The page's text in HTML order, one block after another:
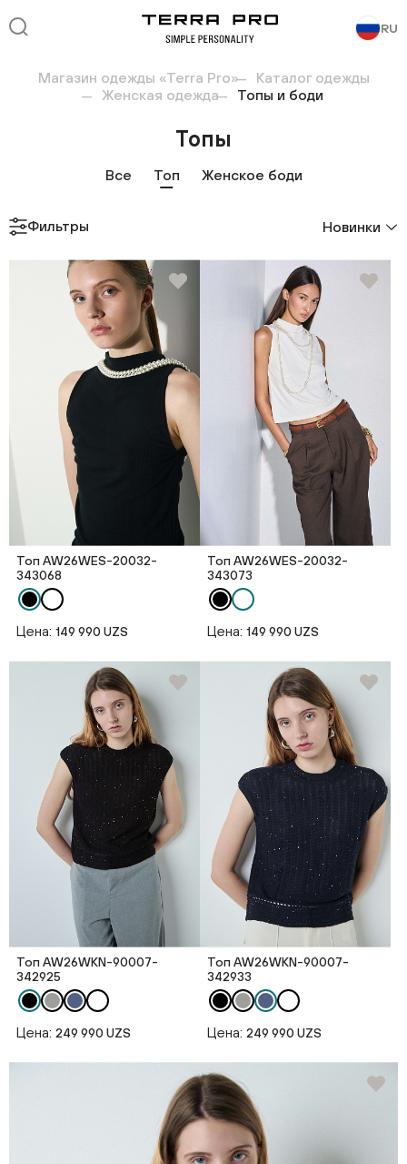
RU
Магазин одежды «Terra Pro»
Каталог одежды
Женская одежда
Топы и боди
Топы
Все Топ Женское боди
Фильтры Новинки
Топ AW26WES-20032-
343068
Цена: 149 990 UZS
Топ AW26WES-20032-
343073
Цена: 149 990 UZS
Топ AW26WKN-90007-
342925
Цена: 249 990 UZS
Топ AW26WKN-90007-
342933
Цена: 249 990 UZS